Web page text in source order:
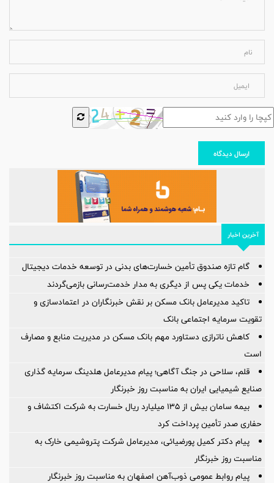
ارسال دیدگاه
آخرین اخبار
گام تازه صندوق تأمین خسارت‌های بدنی در توسعه خدمات دیجیتال
خدمات یکی پس از دیگری به مدار خدمت‌رسانی بازمی‌گردند
تاکید مدیرعامل بانک مسکن بر نقش خبرنگاران در اعتمادسازی و
تقویت سرمایه اجتماعی بانک
کاهش ناترازی دستاورد مهم بانک مسکن در مدیریت منابع و مصارف
است
قلم، سلاحی در جنگ آگاهی؛ پیام مدیرعامل هلدینگ سرمایه گذاری
صنایع شیمیایی ایران به مناسبت روز خبرنگار
بیمه سامان بیش از ۱۳۵ میلیارد ریال خسارت به شرکت اکتشاف و
حفاری صدر تأمین پرداخت کرد
پیام دکتر کمیل پورضیائی، مدیرعامل شرکت پتروشیمی خارک به
مناسبت روز خبرنگار
پیام روابط عمومی ذوب‌آهن اصفهان به مناسبت روز خبرنگار